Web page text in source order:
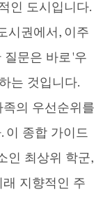
인 도시입니다.
시권에서, 이주
문은 바로 '우
는 것입니다.
의 우선순위를
이 종합 가이드
인 최상위 학군,
지향적인 주